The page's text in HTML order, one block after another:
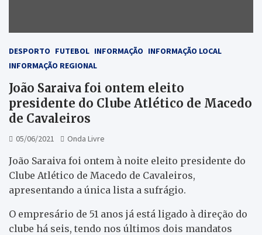
DESPORTO FUTEBOL INFORMAÇÃO INFORMAÇÃO LOCAL
INFORMAÇÃO REGIONAL
João Saraiva foi ontem eleito
presidente do Clube Atlético de Macedo
de Cavaleiros
05/06/2021 Onda Livre
João Saraiva foi ontem à noite eleito presidente do
Clube Atlético de Macedo de Cavaleiros,
apresentando a única lista a sufrágio.
O empresário de 51 anos já está ligado à direção do
clube há seis, tendo nos últimos dois mandatos